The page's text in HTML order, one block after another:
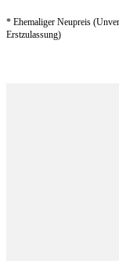
* Ehemaliger Neupreis
Erstzulassung)